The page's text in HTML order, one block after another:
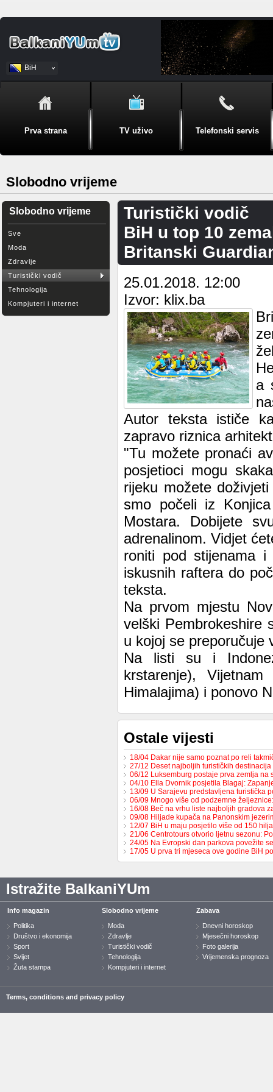
BiH
Srpski
Prva strana TV uživo Telefonski servis
Slobodno vrijeme
Slobodno vrijeme
Sve
Moda
Zdravlje
Turistički vodič
Tehnologija
Kompjuteri i internet
Turistički vodič
BiH u top 10
Britanski
25.01.2018. 12:00
Izvor: klix.ba
a
Autor teksta ističe
zapravo riznica
"Tu možete pronaći
posjetioci mogu
rijeku možete
smo počeli iz
Mostara. Dobijete
adrenalinom. Vidjet
roniti pod stijenama
iskusnih raftera do
teksta.
Na prvom mjestu
velški Pembrokeshire
u kojoj se preporučuje
Na listi su i
krstarenje),
Himalajima) i ponovo
Ostale vijesti
18/04 Dakar nije samo poznat po reli
27/12 Deset najboljih turističkih
06/12 Luksemburg postaje prva zemlja
04/10 Ella Dvornik posjetila Blagaj:
13/09 U Sarajevu predstavljena turistička
06/09 Mnogo više od podzemne
16/08 Beč na vrhu liste najboljih gradova
09/08 Hiljade kupača na Panonskim
12/07 BiH u maju posjetilo više od 150
21/06 Centrotours otvorio ljetnu sezonu:
24/05 Na Evropski dan parkova povežite
17/05 U prva tri mjeseca ove godine BiH
Istražite BalkaniYUm
Info magazin
Politika
Društvo i ekonomija
Sport
Svijet
Žuta stampa
Slobodno vrijeme
Moda
Zdravlje
Turistički vodič
Tehnologija
Kompjuteri i internet
Zabava
Dnevni horoskop
Mjesečni horoskop
Foto galerija
Vrijemenska prognoza
Terms, conditions and privacy policy